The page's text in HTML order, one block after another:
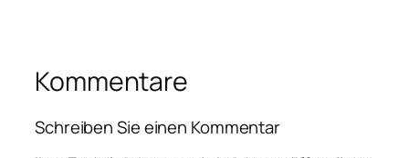
Kommentare
Schreiben Sie einen Kommentar